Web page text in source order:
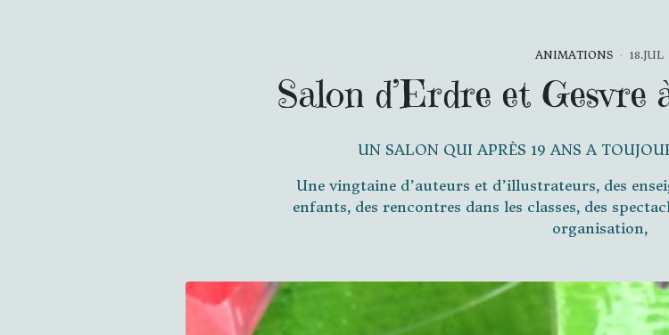
ANIMATIONS 18.JUL
Salon d’Erdre et
UN SALON QUI APRÈS 19 ANS A
Une vingtaine d’auteurs et d’illustrateurs, des
enfants, des rencontres dans les classes, des
organisation,